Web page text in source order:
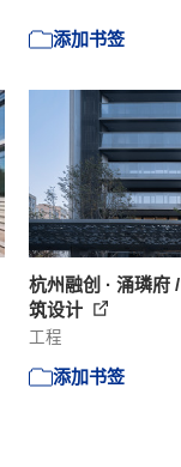
添加书签
杭州融创 · 涌璘府
筑设计
工程
添加书签